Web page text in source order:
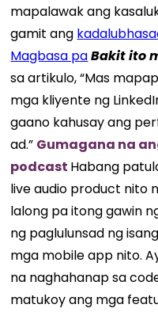
mapalawak ang
gamit ang
Magbasa paBakit ito
sa artikulo, “Mas
mga kliyente ng
gaano kahusay ang
ad.” Gumagana na
podcast Habang
live audio product nito
lalong pa itong gawin
ng paglulunsad ng
mga mobile app nito.
na naghahanap sa
matukoy ang mga